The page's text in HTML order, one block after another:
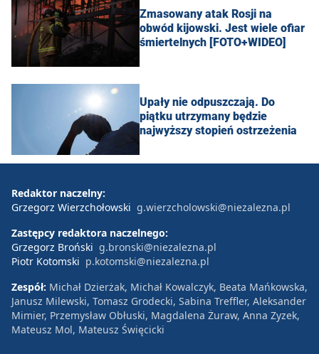
Zmasowany atak Rosji na
obwód kijowski. Jest wiele ofiar
śmiertelnych [FOTO+WIDEO]
Upały nie odpuszczają. Do
piątku utrzymany będzie
najwyższy stopień ostrzeżenia
Redaktor naczelny:
Grzegorz Wierzchołowski g.wierzcholowski@niezalezna.pl
Zastępcy redaktora naczelnego:
Grzegorz Broński g.bronski@niezalezna.pl
Piotr Kotomski p.kotomski@niezalezna.pl
Zespół: Michał Dzierżak, Michał Kowalczyk, Beata Mańkowska,
Janusz Milewski, Tomasz Grodecki, Sabina Treffler, Aleksander
Mimier, Przemysław Obłuski, Magdalena Żuraw, Anna Zyzek,
Mateusz Mol, Mateusz Święcicki